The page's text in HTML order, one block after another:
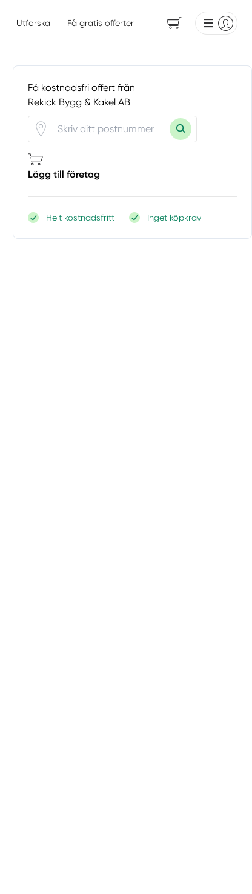
Utforska Få gratis offerter
Få kostnadsfri offert från
Rekick Bygg & Kakel AB
Lägg till företag
Helt kostnadsfritt Inget köpkrav